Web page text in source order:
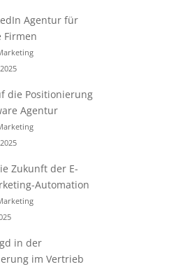
Agentur für
Firmen
die Positionierung
Agentur
Zukunft der E-
Automation
in der
im Vertrieb